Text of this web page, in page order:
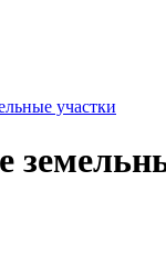
участки